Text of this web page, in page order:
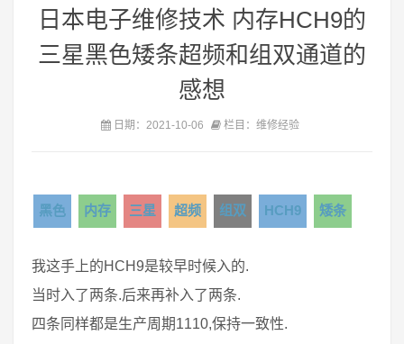
日本电子维修技术 内存HCH9的
三星黑色矮条超频和组双通道的
感想
日期：2021-10-06 栏目：维修经验
黑色 内存 三星 超频 组双 HCH9 矮条
我这手上的HCH9是较早时候入的.
当时入了两条.后来再补入了两条.
四条同样都是生产周期1110,保持一致性.